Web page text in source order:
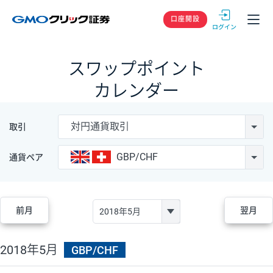
GMOクリック
口座開設
スワップポイント
カレンダー
取引 対円通貨取引
通貨ペア GBP/CHF
前月 翌月
2018年5月 GBP/CHF